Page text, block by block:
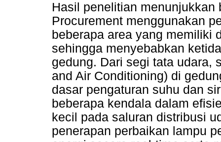
Hasil penelitian
Procurement menggunakan
beberapa area yang memiliki
sehingga menyebabkan
gedung. Dari segi tata udara,
and Air Conditioning) di
dasar pengaturan suhu dan
beberapa kendala dalam
kecil pada saluran distribusi
penerapan perbaikan lampu